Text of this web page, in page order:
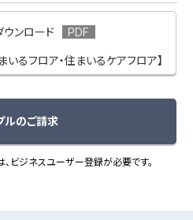
ンロード
いるフロア・住まいるケアフロア】
ルのご請求
ビジネスユーザー登録が必要です。